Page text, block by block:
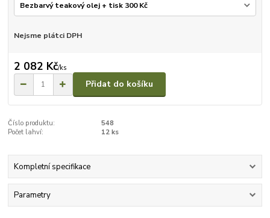
Nejsme plátci DPH
2 082 Kč/ks
Přidat do košíku
Číslo produktu:
548
Počet lahví:
12 ks
Kompletní specifikace
Parametry